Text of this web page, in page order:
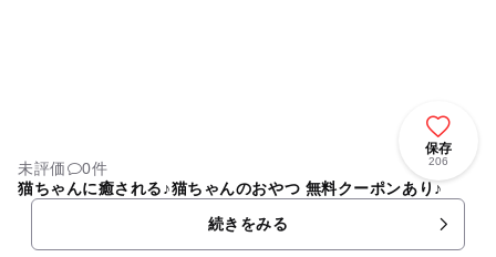
保存
206
未評価
0件
猫ちゃんに癒される♪猫ちゃんのおやつ 無料クーポンあり♪
続きをみる